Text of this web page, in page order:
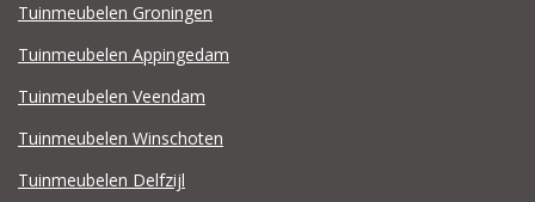
Tuinmeubelen Groningen
Tuinmeubelen Appingedam
Tuinmeubelen Veendam
Tuinmeubelen Winschoten
Tuinmeubelen Delfzijl